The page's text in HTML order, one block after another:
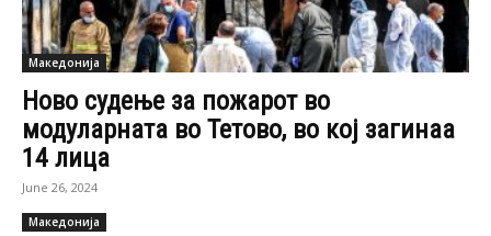
Македонија
Ново судење за пожарот во
модуларната во Тетово, во кој загинаа
14 лица
June 26, 2024
Македонија